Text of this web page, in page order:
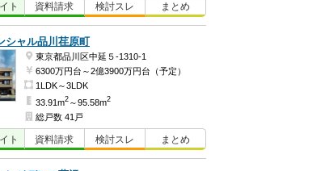
ト 資料請求 検討スレ まとめ
シャル品川荏原町
東京都品川区中延５-1310-1
6300万円台～2億3900万円台（予定）
1LDK～3LDK
33.91m2 ～95.58m2
総戸数 41戸
ト 資料請求 検討スレ まとめ